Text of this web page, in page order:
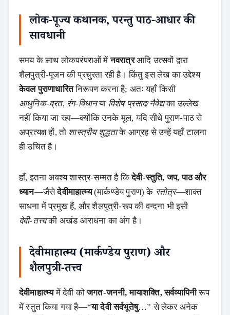
लोक‑पूज्य कथानक, परन्तु पाठ‑आधार की
सावधानी
समय के साथ लोकपरंपराओं मेंनवरात्रआदि उत्सवों द्वारा
शैलपुत्री‑पूजन की प्रचुरता रही है। किंतु इस लेख का उद्देश्य
केवल पुराणाधारितनिरूपण करना है; अतः यहाँ किसी
आधुनिक‑व्रत, रंग‑विधानया विशेष प्रसाद/नैवेद्यका उल्लेख
नहीं किया जा रहा—क्योंकि उनके मूल, यदि सीधे पुराण‑पाठ से
अप्रत्यक्ष हों, तो शास्त्रीय शुद्धताके आग्रह से उन्हें यहाँ टालना
ही उचित है।
हाँ, इतना अवश्य शास्त्र‑सम्मत है किदेवी‑स्तुति, जप, पाठ और
ध्यान—जैसेदेवीमाहात्म्य(मार्कण्डेय पुराण) के स्तोत्र—शाक्त
साधना में प्रमुख हैं, और शैलपुत्री‑रूप की वन्दना भी इसी
देवी‑तत्त्वकी अखंड आराधना का अंग है।
देवीमाहात्म्य (मार्कण्डेय पुराण) और
शैलपुत्री‑तत्त्व
देवीमाहात्म्यमें देवी कोजगत‑जननी, मायाशक्ति, सर्वव्यापिनीरूप
में स्तुत किया गया है—“या देवी सर्वभूतेषु…” से लेकर अनेक